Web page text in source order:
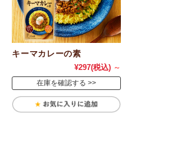
キーマカレーの素
¥297(税込) ～
在庫を確認する